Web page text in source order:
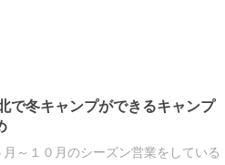
で冬キャンプができるキャンプ
～１０月のシーズン営業をしている